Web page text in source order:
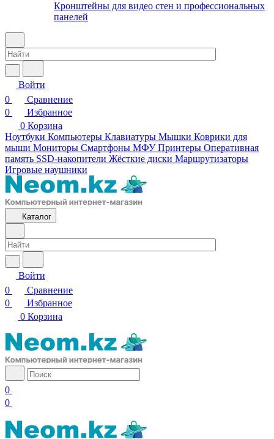
Кронштейны для видео стен и профессиональных
панелей
Войти
0
Сравнение
0
Избранное
0 Корзина
Ноутбуки Компьютеры Клавиатуры Мышки Коврики для
мыши Мониторы Смартфоны МФУ Принтеры Оперативная
память SSD-накопители Жёсткие диски Маршрутизаторы
Игровые наушники
Каталог
Войти
0
Сравнение
0
Избранное
0 Корзина
0
0